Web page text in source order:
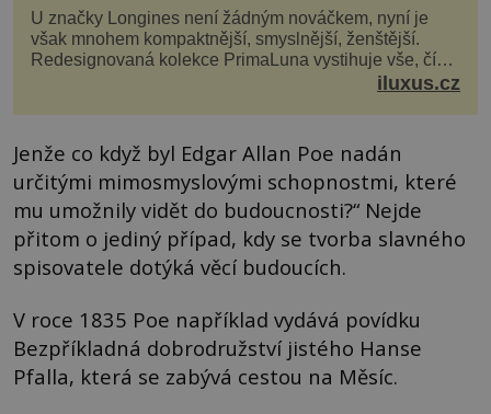
U značky Longines není žádným nováčkem, nyní je
však mnohem kompaktnější, smyslnější, ženštější.
Redesignovaná kolekce PrimaLuna vystihuje vše, čím
je značka Longines dnes a čím byla i před sto dvacet...
iluxus.cz
Jenže co když byl Edgar Allan Poe nadán
určitými mimosmyslovými schopnostmi, které
mu umožnily vidět do budoucnosti?“ Nejde
přitom o jediný případ, kdy se tvorba slavného
spisovatele dotýká věcí budoucích.
V roce 1835 Poe například vydává povídku
Bezpříkladná dobrodružství jistého Hanse
Pfalla, která se zabývá cestou na Měsíc.